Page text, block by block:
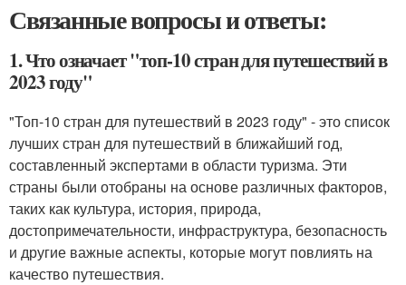
Связанные вопросы и ответы:
1. Что означает "топ-10 стран для путешествий в
2023 году"
"Топ-10 стран для путешествий в 2023 году" - это список
лучших стран для путешествий в ближайший год,
составленный экспертами в области туризма. Эти
страны были отобраны на основе различных факторов,
таких как культура, история, природа,
достопримечательности, инфраструктура, безопасность
и другие важные аспекты, которые могут повлиять на
качество путешествия.